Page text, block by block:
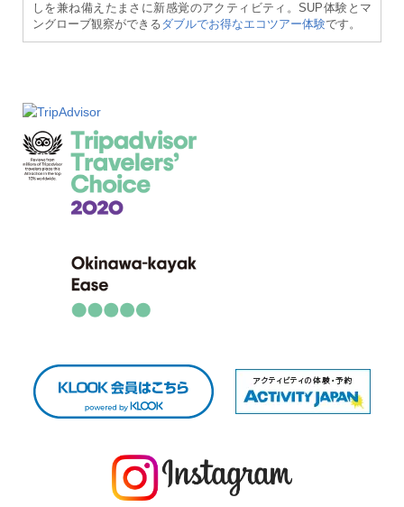
しを兼ね備えたまさに新感覚のアクティビティ。SUP体験とマ
ングローブ観察ができるダブルでお得なエコツアー体験です。